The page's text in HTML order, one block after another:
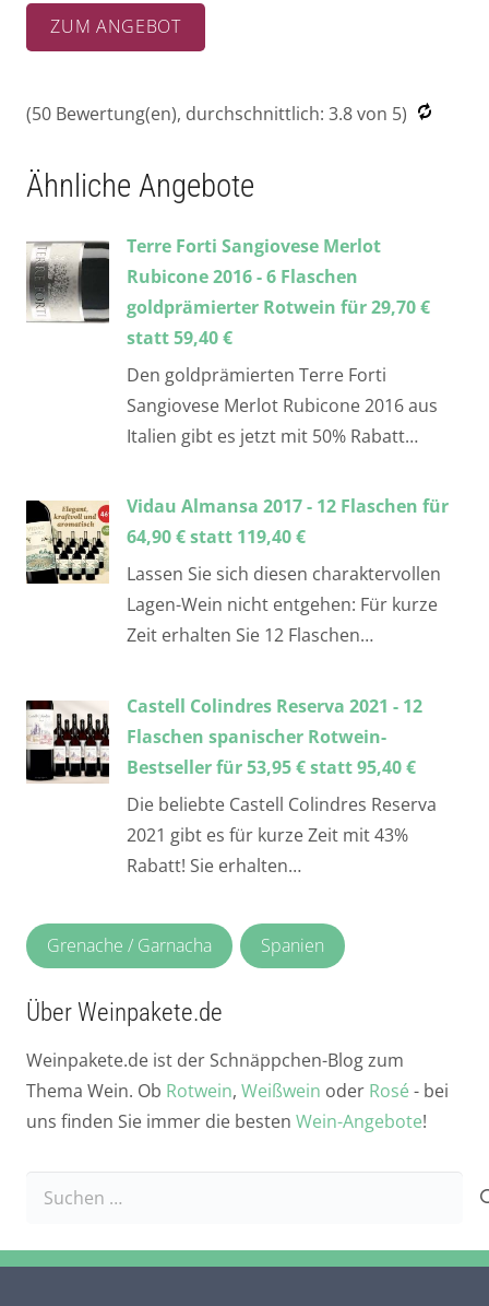
ZUM ANGEBOT
(50 Bewertung(en), durchschnittlich: 3.8von 5)
Ähnliche Angebote
Terre Forti Sangiovese Merlot
Rubicone 2016 - 6 Flaschen
goldprämierter Rotwein für 29,70 €
statt 59,40 €
Den goldprämierten Terre Forti
Sangiovese Merlot Rubicone 2016 aus
Italien gibt es jetzt mit 50% Rabatt…
Vidau Almansa 2017 - 12 Flaschen für
64,90 € statt 119,40 €
Lassen Sie sich diesen charaktervollen
Lagen-Wein nicht entgehen: Für kurze
Zeit erhalten Sie 12 Flaschen…
Castell Colindres Reserva 2021 - 12
Flaschen spanischer Rotwein-
Bestseller für 53,95 € statt 95,40 €
Die beliebte Castell Colindres Reserva
2021 gibt es für kurze Zeit mit 43%
Rabatt! Sie erhalten…
Grenache / Garnacha Spanien
Über Weinpakete.de
Weinpakete.de ist der Schnäppchen-Blog zum
Thema Wein. Ob Rotwein, Weißwein oder Rosé - bei
uns finden Sie immer die besten Wein-Angebote!
Suchen